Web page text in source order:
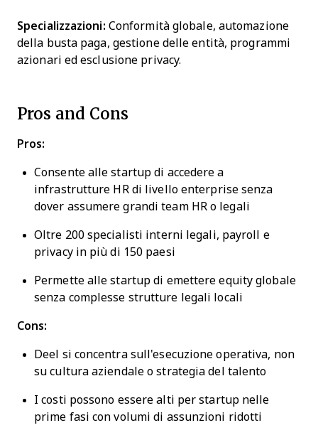
Specializzazioni: Conformità globale, automazione
della busta paga, gestione delle entità, programmi
azionari ed esclusione privacy.
Pros and Cons
Pros:
Consente alle startup di accedere a
infrastrutture HR di livello enterprise senza
dover assumere grandi team HR o legali
Oltre 200 specialisti interni legali, payroll e
privacy in più di 150 paesi
Permette alle startup di emettere equity globale
senza complesse strutture legali locali
Cons:
Deel si concentra sull'esecuzione operativa, non
su cultura aziendale o strategia del talento
I costi possono essere alti per startup nelle
prime fasi con volumi di assunzioni ridotti